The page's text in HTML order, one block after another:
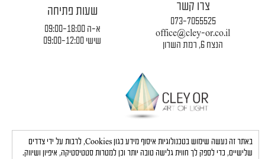
באתר זה נעשה שימוש בטכנולוגיות איסוף מידע כגון Cookies, לרבות על ידי צדדים
שלישיים, כדי לספק לך חווית גלישה טובה יותר וכן למטרות סטטיסטיקה, איפיון ושיווק.
צרו קשר
073-7055525
office@cley-or.co.il
הנצח 6, רמת השרון
שעות פתיחה
א-ה 09:00-18:00
שישי 09:00-12:00
תקנון החברה|משלוחים והובלות|מדיניות פרטיות